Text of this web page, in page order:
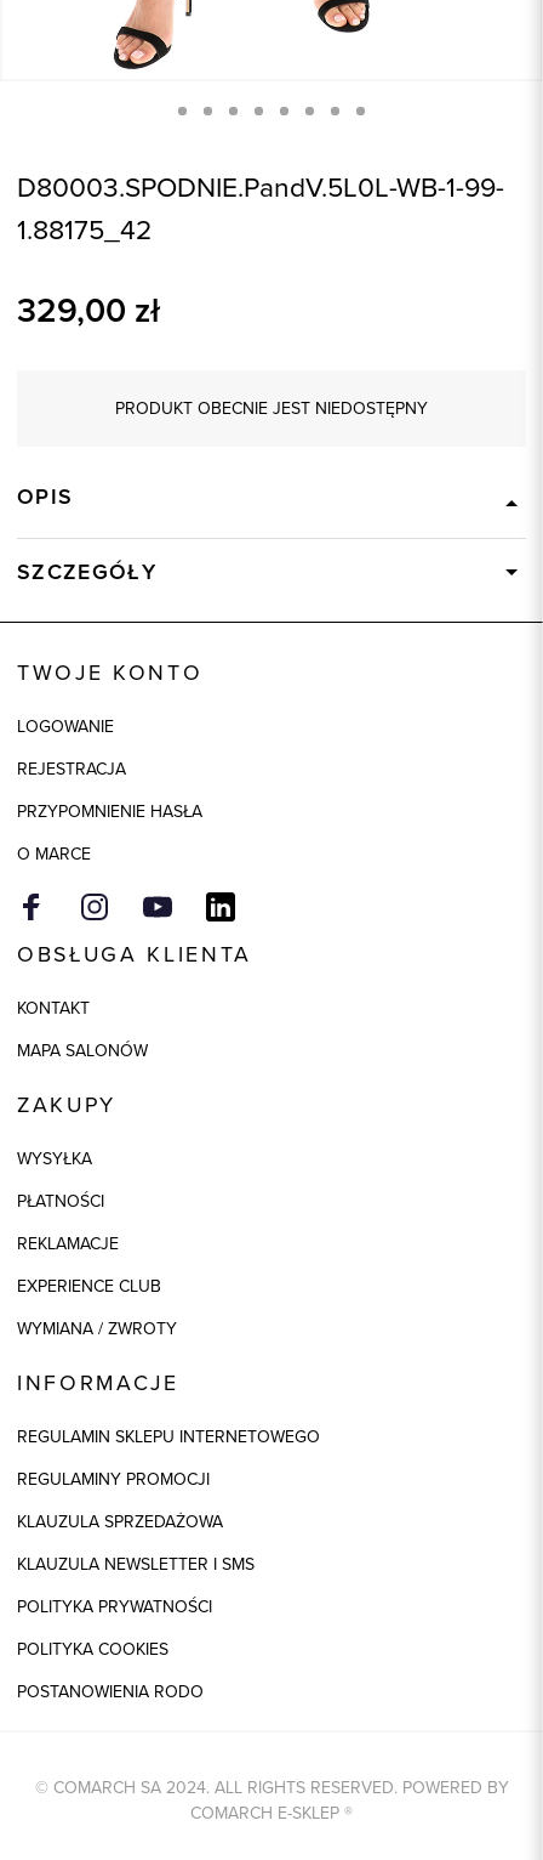
D80003.SPODNIE.PandV.5L0L-WB-1-99-
1.88175_42
329,00 zł
PRODUKT OBECNIE JEST NIEDOSTĘPNY
OPIS
SZCZEGÓŁY
Model
TWOJE KONTO
LOGOWANIE
REJESTRACJA
PRZYPOMNIENIE HASŁA
O MARCE
OBSŁUGA KLIENTA
KONTAKT
MAPA SALONÓW
ZAKUPY
WYSYŁKA
PŁATNOŚCI
REKLAMACJE
EXPERIENCE CLUB
WYMIANA / ZWROTY
INFORMACJE
REGULAMIN SKLEPU INTERNETOWEGO
REGULAMINY PROMOCJI
KLAUZULA SPRZEDAŻOWA
KLAUZULA NEWSLETTER I SMS
POLITYKA PRYWATNOŚCI
POLITYKA COOKIES
POSTANOWIENIA RODO
© COMARCH SA 2024. ALL RIGHTS RESERVED. POWERED BY
COMARCH E-SKLEP®